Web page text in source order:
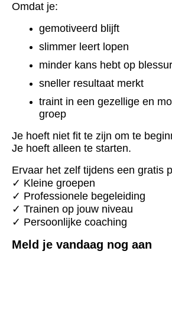
Omdat je:
gemotiveerd blijft
slimmer leert lopen
minder kans hebt op
sneller resultaat merkt
traint in een gezellige en
groep
Je hoeft niet fit te zijn om te
Je hoeft alleen te starten.
Ervaar het zelf tijdens een gratis
✓ Kleine groepen
✓ Professionele begeleiding
✓ Trainen op jouw niveau
✓ Persoonlijke coaching
Meld je vandaag nog aan